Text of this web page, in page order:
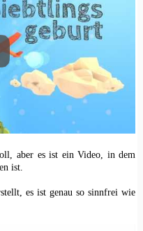
aber es ist ein Video, in dem
ist.
es ist genau so sinnfrei wie